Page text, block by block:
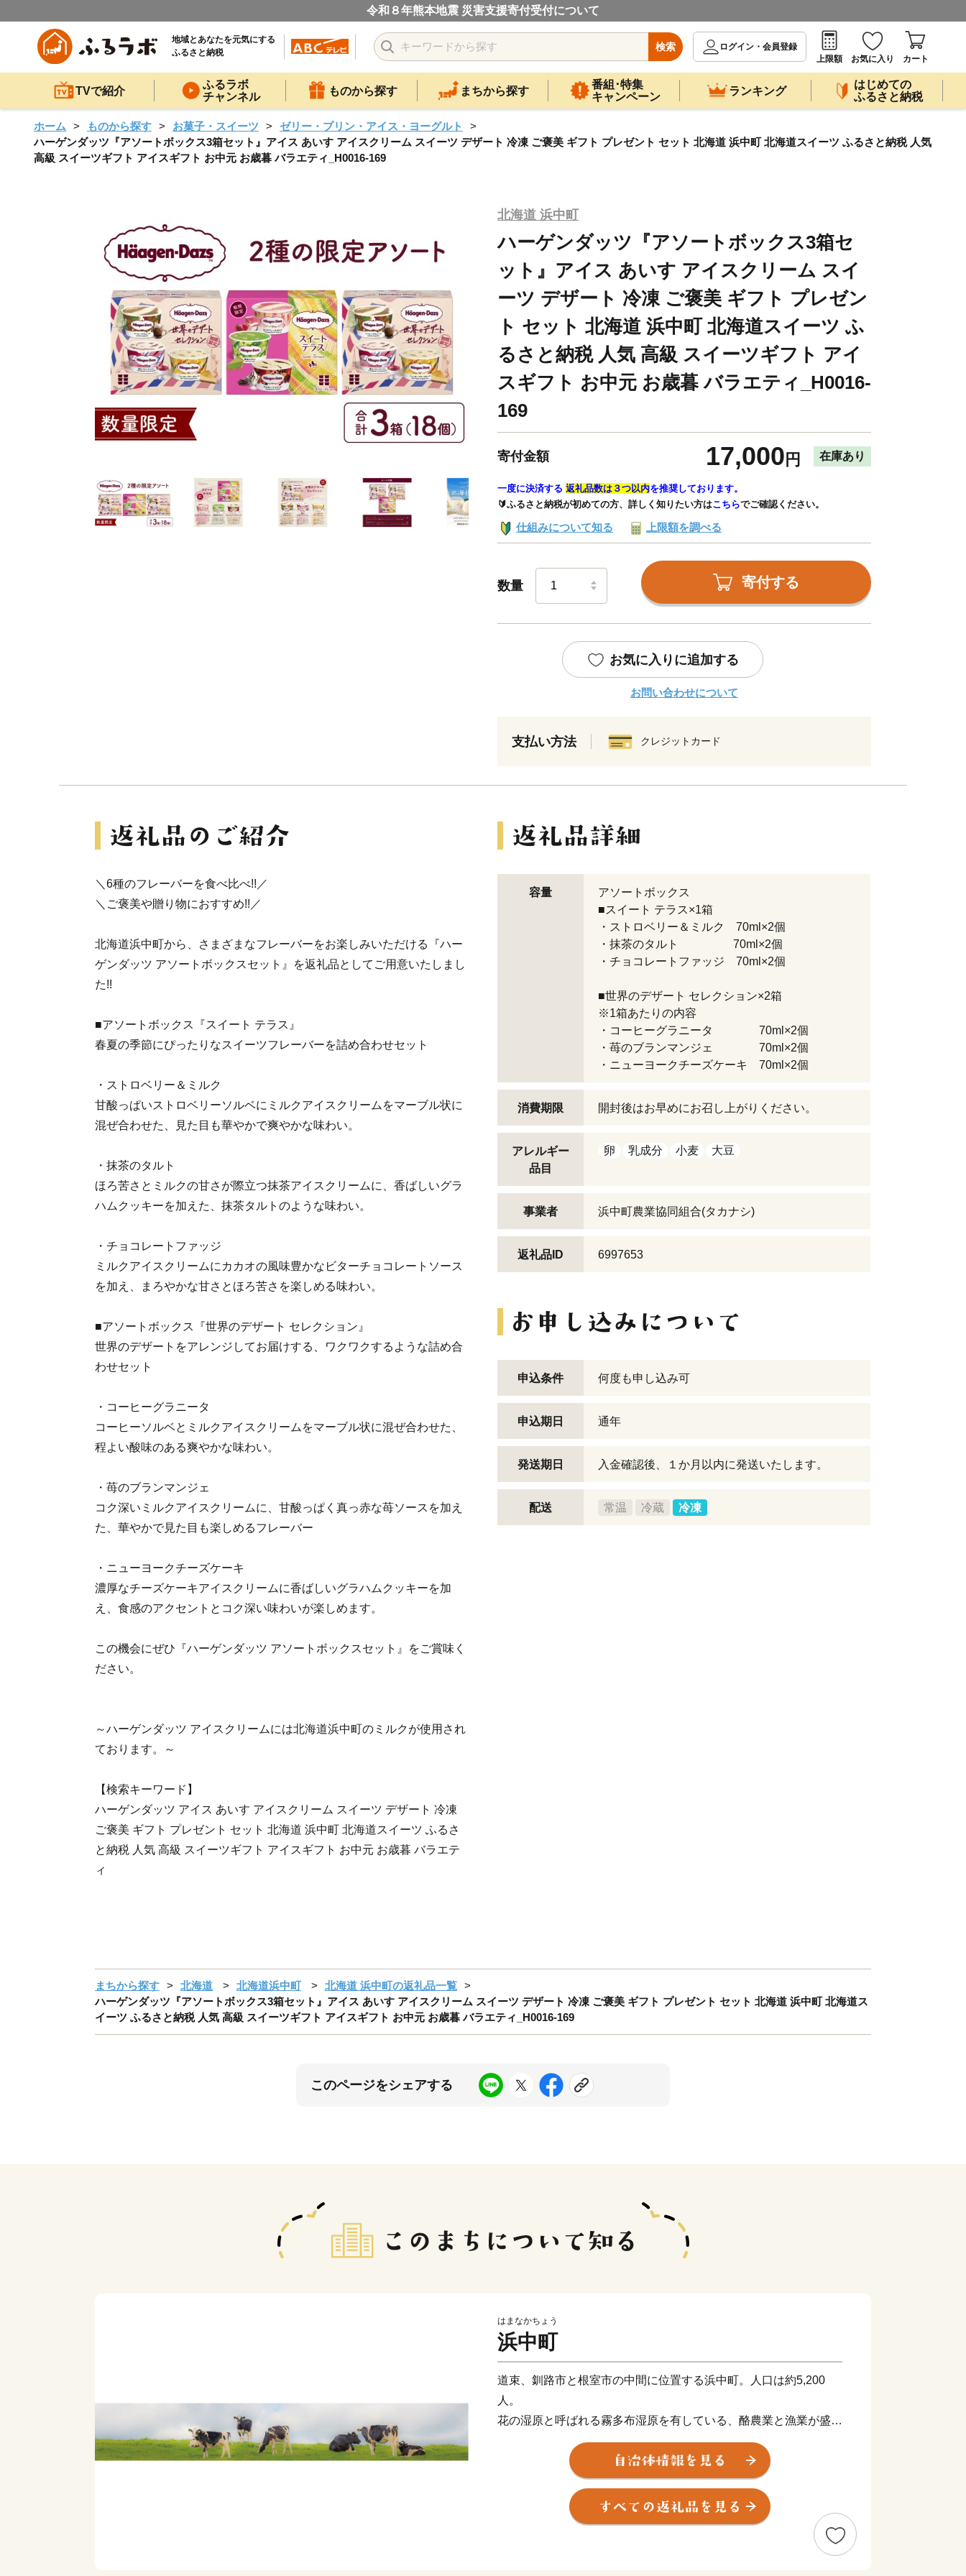
令和８年熊本地震 災害支援寄付受付について
地域とあなたを元気にする
ふるさと納税
検索
ログイン・会員登録
上限額
お気に入り カート
TVで紹介
ふるラボ
チャンネル
ものから探す まちから探す
番組･特集
キャンペーン
ランキング
はじめての
ふるさと納税
ホーム ものから探す お菓子・スイーツ
ゼリー・プリン・アイス・ヨーグルト
ハーゲンダッツ『アソートボックス3箱セット』アイス あいす アイスクリーム スイーツ デザート 冷凍 ご褒美 ギフト プレゼント セット 北海道 浜中町 北海道スイーツ ふるさと納税 人気
高級 スイーツギフト アイスギフト お中元 お歳暮 バラエティ_H0016-169
北海道 浜中町
ハーゲンダッツ『アソートボックス3箱セ
ット』アイス あいす アイスクリーム スイ
ーツ デザート 冷凍 ご褒美 ギフト プレゼン
ト セット 北海道 浜中町 北海道スイーツ ふ
るさと納税 人気 高級 スイーツギフト アイ
スギフト お中元 お歳暮 バラエティ_H0016-
169
寄付金額 17,000 円 在庫あり
一度に決済する 返礼品数は３つ以内を推奨しております。
🔰ふるさと納税が初めての方、詳しく知りたい方はこちらでご確認ください。
仕組みについて知る 上限額を調べる
数量 寄付する
お気に入りに追加する
お問い合わせについて
支払い方法 クレジットカード
＼6種のフレーバーを食べ比べ!!／
＼ご褒美や贈り物におすすめ!!／
北海道浜中町から、さまざまなフレーバーをお楽しみいただける『ハー
ゲンダッツ アソートボックスセット』を返礼品としてご用意いたしまし
た!!
■アソートボックス『スイート テラス』
春夏の季節にぴったりなスイーツフレーバーを詰め合わせセット
・ストロベリー＆ミルク
甘酸っぱいストロベリーソルベにミルクアイスクリームをマーブル状に
混ぜ合わせた、見た目も華やかで爽やかな味わい。
・抹茶のタルト
ほろ苦さとミルクの甘さが際立つ抹茶アイスクリームに、香ばしいグラ
ハムクッキーを加えた、抹茶タルトのような味わい。
・チョコレートファッジ
ミルクアイスクリームにカカオの風味豊かなビターチョコレートソース
を加え、まろやかな甘さとほろ苦さを楽しめる味わい。
■アソートボックス『世界のデザート セレクション』
世界のデザートをアレンジしてお届けする、ワクワクするような詰め合
わせセット
・コーヒーグラニータ
コーヒーソルベとミルクアイスクリームをマーブル状に混ぜ合わせた、
程よい酸味のある爽やかな味わい。
・苺のブランマンジェ
コク深いミルクアイスクリームに、甘酸っぱく真っ赤な苺ソースを加え
た、華やかで見た目も楽しめるフレーバー
・ニューヨークチーズケーキ
濃厚なチーズケーキアイスクリームに香ばしいグラハムクッキーを加
え、食感のアクセントとコク深い味わいが楽しめます。
この機会にぜひ『ハーゲンダッツ アソートボックスセット』をご賞味く
ださい。
～ハーゲンダッツ アイスクリームには北海道浜中町のミルクが使用され
ております。～
【検索キーワード】
ハーゲンダッツ アイス あいす アイスクリーム スイーツ デザート 冷凍
ご褒美 ギフト プレゼント セット 北海道 浜中町 北海道スイーツ ふるさ
と納税 人気 高級 スイーツギフト アイスギフト お中元 お歳暮 バラエテ
ィ
容量
アソートボックス
■スイート テラス×1箱
・ストロベリー＆ミルク 70ml×2個
・抹茶のタルト 70ml×2個
・チョコレートファッジ 70ml×2個
■世界のデザート セレクション×2箱
※1箱あたりの内容
・コーヒーグラニータ 70ml×2個
・苺のブランマンジェ 70ml×2個
・ニューヨークチーズケーキ 70ml×2個
消費期限 開封後はお早めにお召し上がりください。
アレルギー
品目
卵 乳成分 小麦 大豆
事業者 浜中町農業協同組合(タカナシ)
返礼品ID 6997653
申込条件 何度も申し込み可
申込期日 通年
発送期日 入金確認後、１か月以内に発送いたします。
配送 常温 冷蔵 冷凍
まちから探す 北海道 北海道浜中町
北海道 浜中町の返礼品一覧
ハーゲンダッツ『アソートボックス3箱セット』アイス あいす アイスクリーム スイーツ デザート 冷凍 ご褒美 ギフト プレゼント セット 北海道 浜中町 北海道ス
イーツ ふるさと納税 人気 高級 スイーツギフト アイスギフト お中元 お歳暮 バラエティ_H0016-169
このページをシェアする
はまなかちょう
浜中町
道束、釧路市と根室市の中間に位置する浜中町。人口は約5,200
人。
花の湿原と呼ばれる霧多布湿原を有している、酪農業と漁業が盛ん
酪農業では、ハーゲンダッツの原料にも選ばれた高品質な生乳を生
産しており、そのこだわりは、良い牧草を作るための土壌分析から
始まっています。高品質な生乳で作られたチーズは、贅沢でありな
がら、どこか浜中の自然を感じさせる味わい。ぜひご賞味くださ